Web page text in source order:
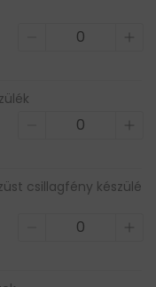
csillagfény készülé